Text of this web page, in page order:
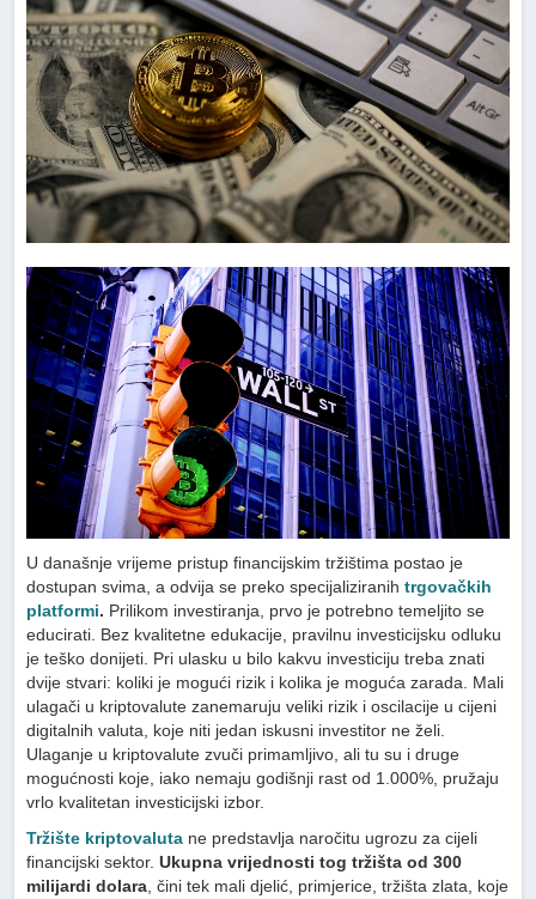
U današnje vrijeme pristup financijskim tržištima postao je
dostupan svima, a odvija se preko specijaliziranih trgovačkih
platformi. Prilikom investiranja, prvo je potrebno temeljito se
educirati. Bez kvalitetne edukacije, pravilnu investicijsku odluku
je teško donijeti. Pri ulasku u bilo kakvu investiciju treba znati
dvije stvari: koliki je mogući rizik i kolika je moguća zarada. Mali
ulagači u kriptovalute zanemaruju veliki rizik i oscilacije u cijeni
digitalnih valuta, koje niti jedan iskusni investitor ne želi.
Ulaganje u kriptovalute zvuči primamljivo, ali tu su i druge
mogućnosti koje, iako nemaju godišnji rast od 1.000%, pružaju
vrlo kvalitetan investicijski izbor.
Tržište kriptovaluta ne predstavlja naročitu ugrozu za cijeli
financijski sektor.Ukupna vrijednosti tog tržišta od 300
milijardi dolara , čini tek mali djelić, primjerice, tržišta zlata, koje